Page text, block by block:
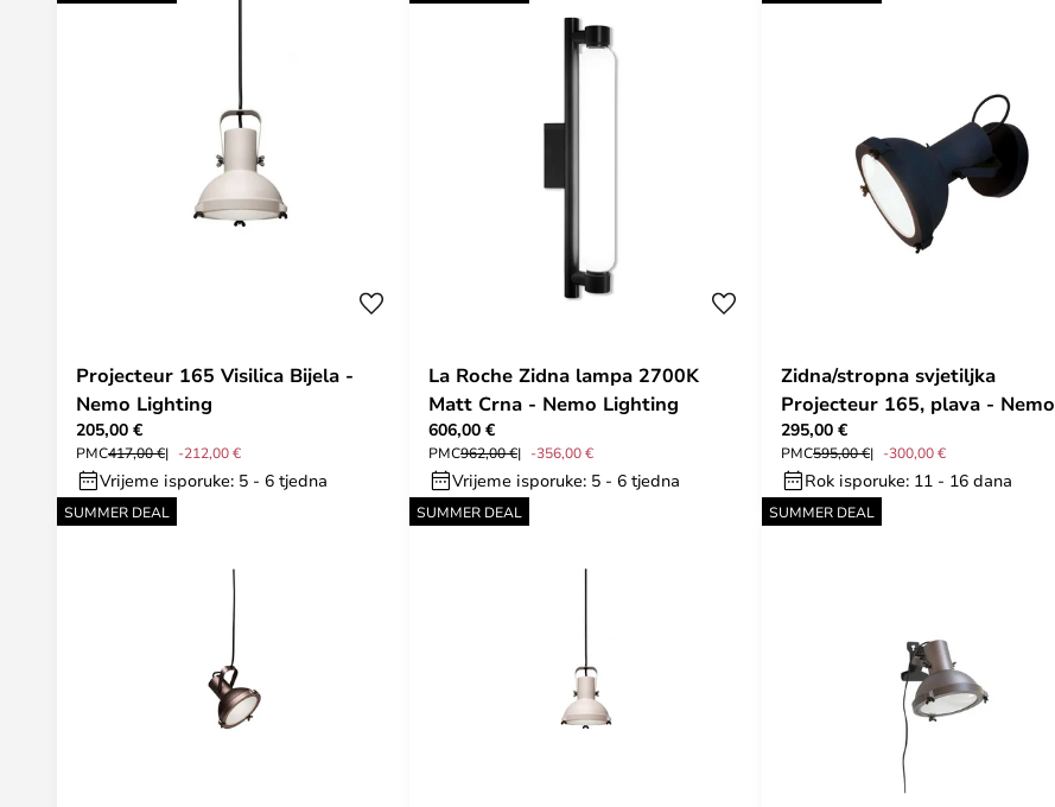
Projecteur 165 Visilica Bijela -
Nemo Lighting
205,00 €
PMC417,00 € -212,00 €
Vrijeme isporuke: 5 - 6 tjedna
La Roche Zidna lampa 2700K
Matt Crna - Nemo Lighting
606,00 €
PMC962,00 € -356,00 €
Vrijeme isporuke: 5 - 6 tjedna
Zidna/stropna svjetiljka
Projecteur 165, plava - Nemo
Lighting
295,00 €
PMC595,00 € -300,00 €
Rok isporuke: 11 - 16 dana
SUMMER DEAL SUMMER DEAL SUMMER DEAL